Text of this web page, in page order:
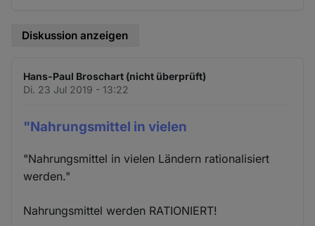
Diskussion anzeigen
Hans-Paul Broschart (nicht überprüft)
Di. 23 Jul 2019 - 13:22
"Nahrungsmittel in vielen
"Nahrungsmittel in vielen Ländern rationalisiert
werden."
Nahrungsmittel werden RATIONIERT!